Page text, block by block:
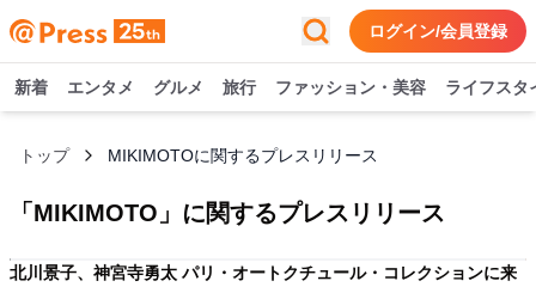
ログイン/会員登録
新着 エンタメ グルメ 旅行 ファッション・美容 ライフスタ
トップ MIKIMOTOに関するプレスリリース
「 MIKIMOTO 」に関するプレスリリース
北川景子、神宮寺勇太 パリ・オートクチュール・コレクションに来